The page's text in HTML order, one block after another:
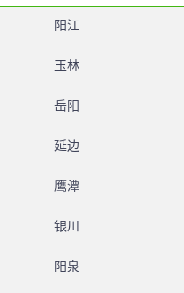
阳江
玉林
岳阳
延边
鹰潭
银川
阳泉